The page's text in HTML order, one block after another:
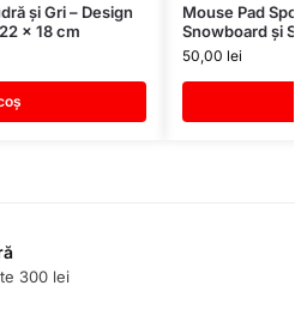
și Gri – Design
x 18 cm
Mouse Pad
Snowboard și
50,00 lei
300 lei